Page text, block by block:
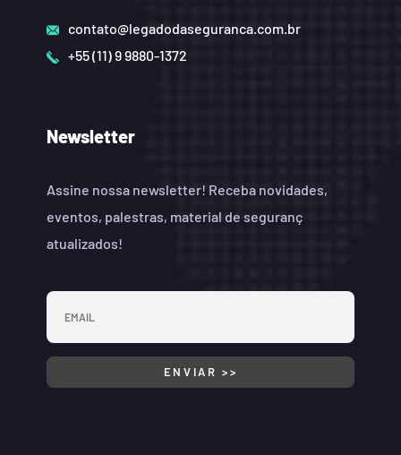
contato@legadodaseguranca.com.br
+55 (11) 9 9880-1372
Newsletter
Assine nossa newsletter! Receba novidades,
eventos, palestras, material de seguranç
atualizados!